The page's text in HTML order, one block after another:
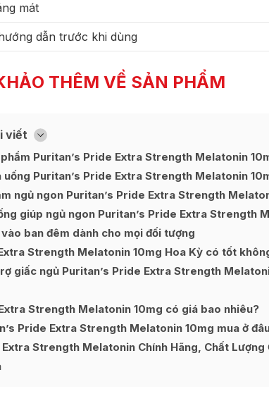
mát
dẫn trước khi dùng
THÊM VỀ SẢN PHẨM
viết [
Ẩn
Puritan’s Pride Extra Strength Melatonin
Puritan’s Pride Extra Strength Melatonin
ngủ ngon Puritan’s Pride Extra Strength
giúp ngủ ngon Puritan’s Pride Extra Strength
ban đêm dành cho mọi đối tượng
Strength Melatonin 10mg Hoa Kỳ có tốt
giấc ngủ Puritan’s Pride Extra Strength
Strength Melatonin 10mg có giá bao nhiêu?
Pride Extra Strength Melatonin 10mg mua ở
Strength Melatonin Chính Hãng, Chất Lượng